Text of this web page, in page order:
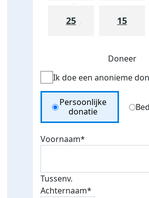
25 15
Doneer
Ik doe een anonieme
Donation Type
Persoonlijke
donatie
Voornaam*
Tussenv.
Achternaam*